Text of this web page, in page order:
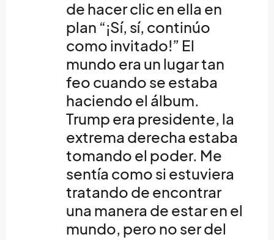
de hacer clic en ella en
plan “¡Sí, sí, continúo
como invitado!” El
mundo era un lugar tan
feo cuando se estaba
haciendo el álbum.
Trump era presidente, la
extrema derecha estaba
tomando el poder. Me
sentía como si estuviera
tratando de encontrar
una manera de estar en el
mundo, pero no ser del